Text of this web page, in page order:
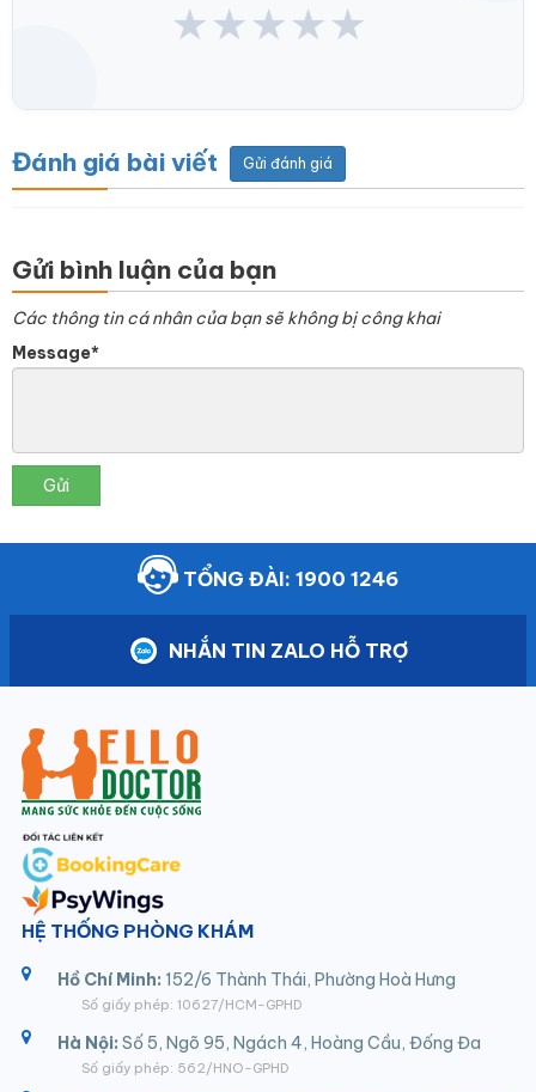
★★★★★
Đánh giá bài viết Gửi đánh giá
Gửi bình luận của bạn
Các thông tin cá nhân của bạn sẽ không bị công khai
Message*
Gửi
TỔNG ĐÀI: 1900 1246
NHẮN TIN ZALO HỖ TRỢ
HỆ THỐNG PHÒNG KHÁM
Hồ Chí Minh: 152/6 Thành Thái, Phường Hoà Hưng
Số giấy phép: 10627/HCM-GPHD
Hà Nội: Số 5, Ngõ 95, Ngách 4, Hoàng Cầu, Đống Đa
Số giấy phép: 562/HNO-GPHD